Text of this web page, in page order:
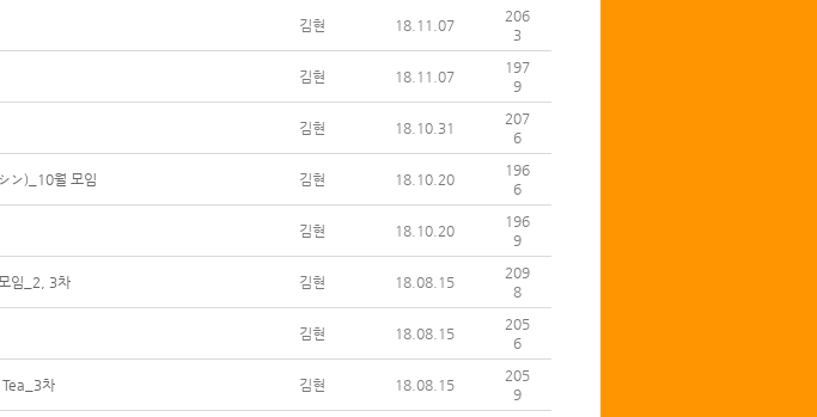
김현 18.11.07
206
3
김현 18.11.07
197
9
김현 18.10.31
207
6
ン)_10월 모임 김현 18.10.20
196
6
김현 18.10.20
196
9
임_2, 3차 김현 18.08.15
209
8
김현 18.08.15
205
6
차 김현 18.08.15
205
9